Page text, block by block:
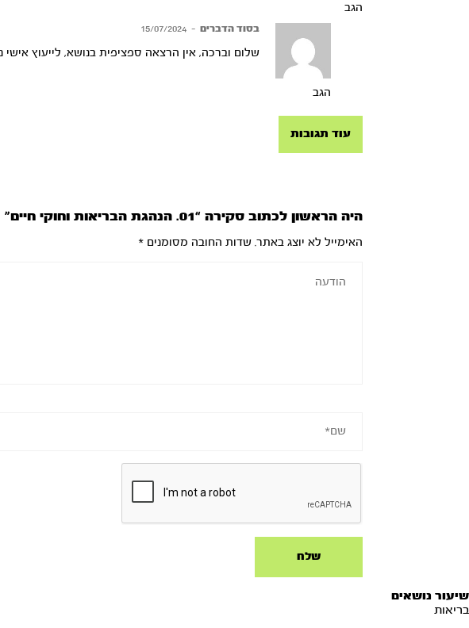
הגב
בסוד הדברים –
15/07/2024
שלום וברכה, אין הרצאה ספציפית בנושא, לייעוץ אישי ניתן לפנות לקליניקה במס’ 04-6987398
הגב
עוד תגובות
היה הראשון לכתוב סקירה “01. הנהגת הבריאות וחוקי חיים”
האימייל לא יוצג באתר. שדות החובה מסומנים*
שיעור נושאים
בריאות